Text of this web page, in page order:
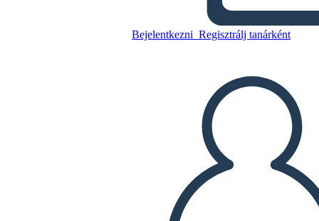
Bejelentkezni Regisztrálj tanárként
Personaggi di una Tigre
KÉSZÍTSEN EGY STORYBOARDOT
DIAVETÍTÉS LEJÁTSZÁSA
OLVASS NEKEM